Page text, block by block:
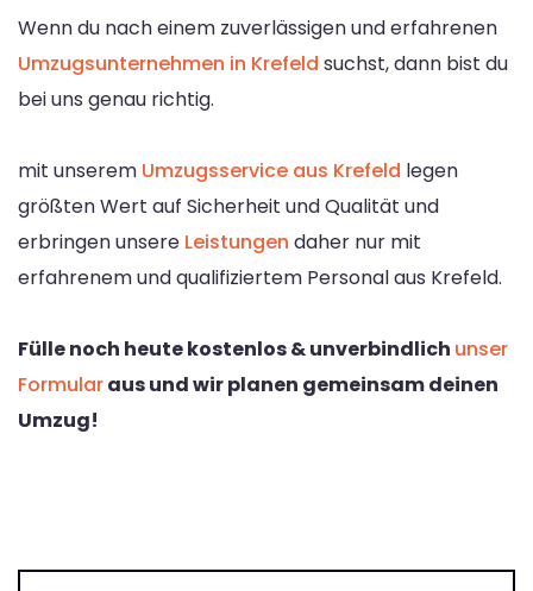
Wenn du nach einem zuverlässigen und erfahrenen
Umzugsunternehmen in Krefeld suchst, dann bist du
bei uns genau richtig.
mit unserem Umzugsservice aus Krefeld legen
größten Wert auf Sicherheit und Qualität und
erbringen unsere Leistungen daher nur mit
erfahrenem und qualifiziertem Personal aus Krefeld.
Fülle noch heute kostenlos & unverbindlich unser
Formularaus und wir planen gemeinsam deinen
Umzug!